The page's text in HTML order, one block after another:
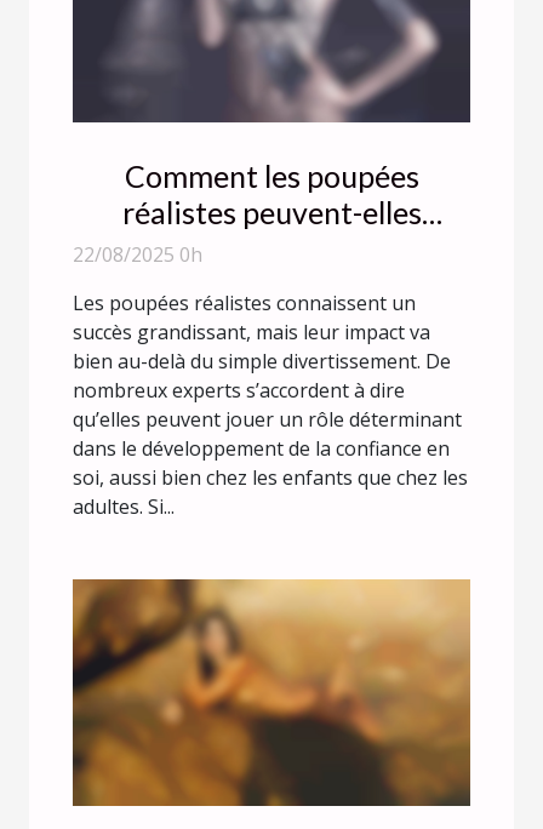
Comment les poupées
réalistes peuvent-elles
améliorer la confiance en soi ?
22/08/2025 0h
Les poupées réalistes connaissent un
succès grandissant, mais leur impact va
bien au-delà du simple divertissement. De
nombreux experts s’accordent à dire
qu’elles peuvent jouer un rôle déterminant
dans le développement de la confiance en
soi, aussi bien chez les enfants que chez les
adultes. Si...